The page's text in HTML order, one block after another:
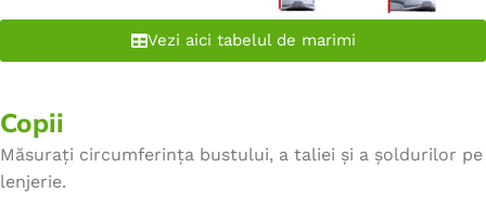
Vezi aici tabelul de marimi
Copii
Măsurați circumferința bustului, a taliei și a șoldurilor pe
lenjerie.